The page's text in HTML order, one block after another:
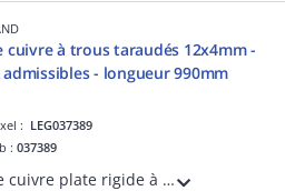
cuivre à trous taraudés 12x4mm -
admissibles - longueur 990mm
: LEG037389
:037389
Barre cuivre plate rigide à trous taraudés 12x4mm - 160A admissibles - trous D= M5 - longueur 990mm